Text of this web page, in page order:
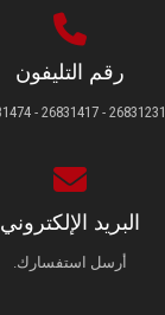
رقم التليفون
26831231 - 26831417 - 26831474
البريد الإلكتروني
أرسل استفسارك.